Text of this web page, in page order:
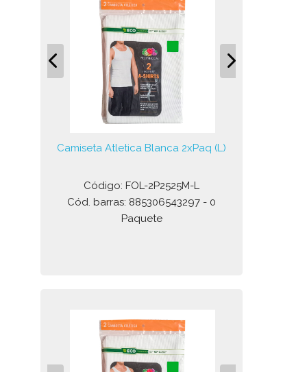
Camiseta Atletica Blanca 2xPaq (L)
Código: FOL-2P2525M-L
Cód. barras: 885306543297 - 0
Paquete